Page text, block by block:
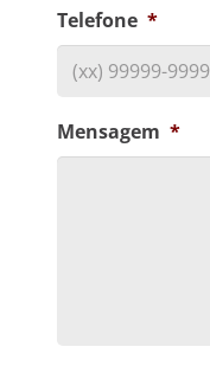
Telefone *
Mensagem *